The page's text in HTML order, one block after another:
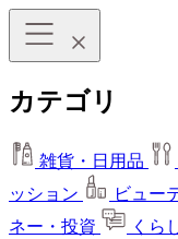
カテゴリ
雑貨・日用品
ッション
ビュー
ネー・投資
くら